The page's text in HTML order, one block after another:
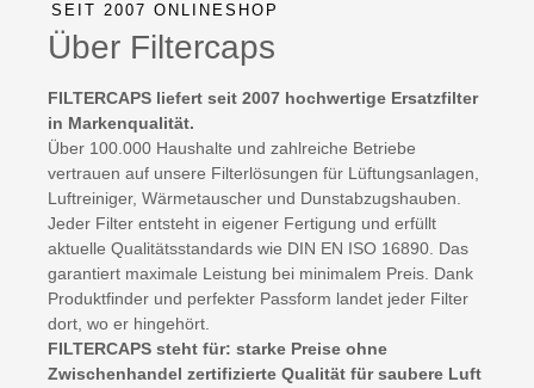
SEIT 2007 ONLINESHOP
Über Filtercaps
FILTERCAPS liefert seit 2007 hochwertige Ersatzfilter
in Markenqualität.
Über 100.000 Haushalte und zahlreiche Betriebe
vertrauen auf unsere Filterlösungen für Lüftungsanlagen,
Luftreiniger, Wärmetauscher und Dunstabzugshauben.
Jeder Filter entsteht in eigener Fertigung und erfüllt
aktuelle Qualitätsstandards wie DIN EN ISO 16890. Das
garantiert maximale Leistung bei minimalem Preis. Dank
Produktfinder und perfekter Passform landet jeder Filter
dort, wo er hingehört.
FILTERCAPS steht für: starke Preise ohne
Zwischenhandel zertifizierte Qualität für saubere Luft